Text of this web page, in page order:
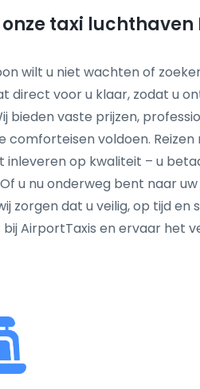
taxi luchthaven
wilt u niet wachten of
direct voor u klaar, zodat u
bieden vaste prijzen,
comforteisen voldoen.
op kwaliteit – u
u nu onderweg bent naar
zorgen dat u veilig, op tijd en
AirportTaxis en ervaar het